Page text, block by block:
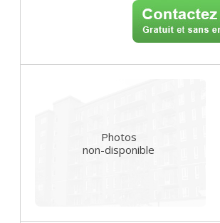
Photos
non-disponible